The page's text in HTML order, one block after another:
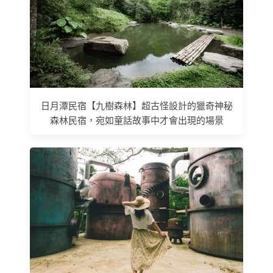
日月潭民宿【九樹森林】超古怪設計的獵奇神秘
森林民宿，宛如童話故事中才會出現的場景